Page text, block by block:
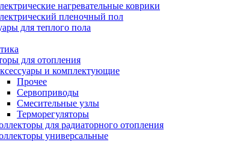
нагревательные коврики
пленочный пол
для теплого пола
для отопления
и комплектующие
Прочее
Сервоприводы
Смесительные узлы
Терморегуляторы
для радиаторного отопления
универсальные